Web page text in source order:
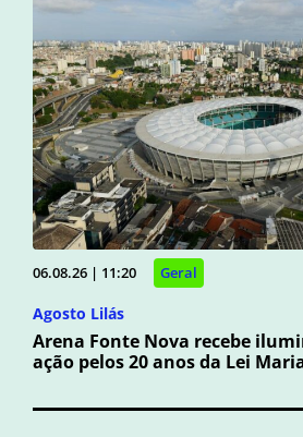
06.08.26 | 11:20 Geral
Agosto Lilás
Arena Fonte Nova recebe
ação pelos 20 anos da Lei